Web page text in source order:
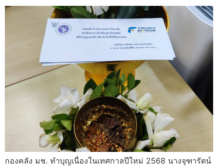
กองคลัง มช. ทำบุญเนื่องในเทศกาลปีใหม่ 2568 นางจุฑารัตน์